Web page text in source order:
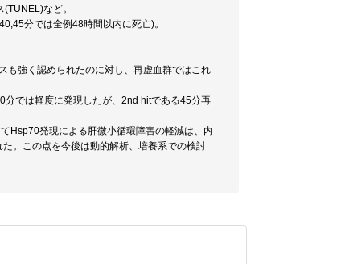
など。
分では全例48時間以内に死亡)。
も強く認められたのに対し、再虚血群ではこれ
では軽度に発現したが、2nd hitである45分再
Hsp70発現による肝微小循環障害の軽減は、内
。この点を今後は動的解析、培養系での検討